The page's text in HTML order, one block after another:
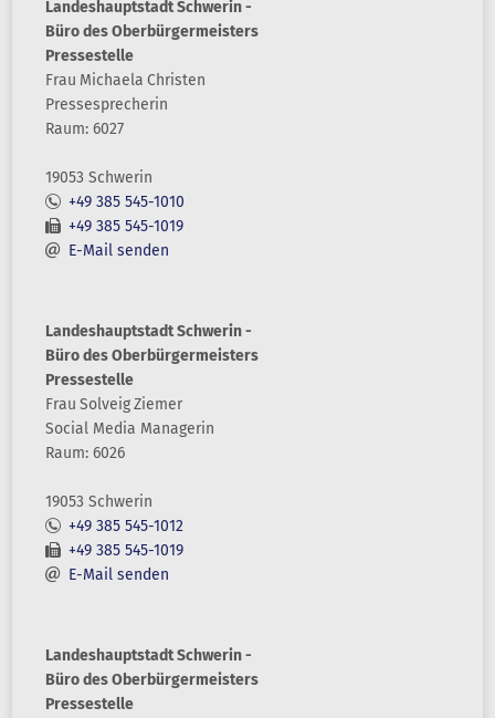
Landeshauptstadt Schwerin -
Büro des Oberbürgermeisters
Pressestelle
Frau Michaela Christen
Pressesprecherin
Raum: 6027
19053 Schwerin
+49 385 545-1010
+49 385 545-1019
E-Mail senden
Landeshauptstadt Schwerin -
Büro des Oberbürgermeisters
Pressestelle
Frau SolveigZiemer
Social Media Managerin
Raum: 6026
19053 Schwerin
+49 385 545-1012
+49 385 545-1019
E-Mail senden
Landeshauptstadt Schwerin -
Büro des Oberbürgermeisters
Pressestelle